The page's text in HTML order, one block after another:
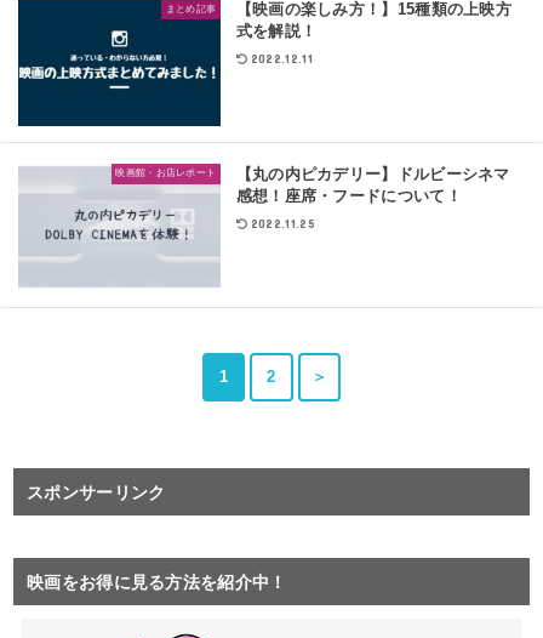
まとめ記事
【映画の楽しみ方！】15種類の上映方
式を解説！
2022.12.11
映画館・お店レポート
【丸の内ピカデリー】ドルビーシネマ
感想！座席・フードについて！
2022.11.25
1 2 ＞
スポンサーリンク
映画をお得に見る方法を紹介中！